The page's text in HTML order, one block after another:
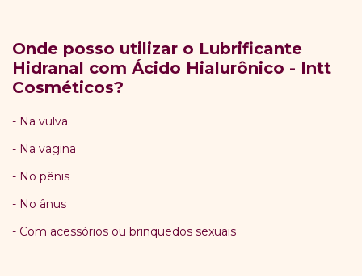
Onde posso utilizar o Lubrificante
Hidranal com Ácido Hialurônico - Intt
Cosméticos?
- Na vulva
- Na vagina
- No pênis
- No ânus
- Com acessórios ou brinquedos sexuais